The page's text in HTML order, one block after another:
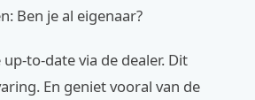
Ben je al eigenaar?
to-date via de dealer. Dit
En geniet vooral van de